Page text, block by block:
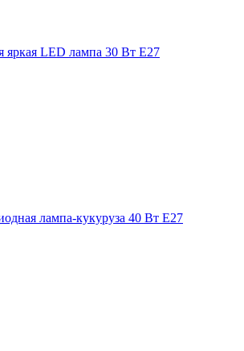
яркая LED лампа 30 Вт Е27
лампа-кукуруза 40 Вт Е27